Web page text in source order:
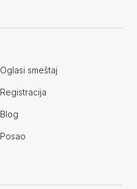
Oglasi smeštaj
Registracija
Blog
Posao